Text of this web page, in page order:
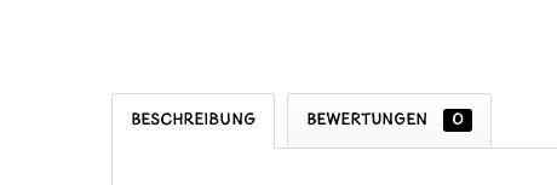
Beschreibung Bewertungen 0